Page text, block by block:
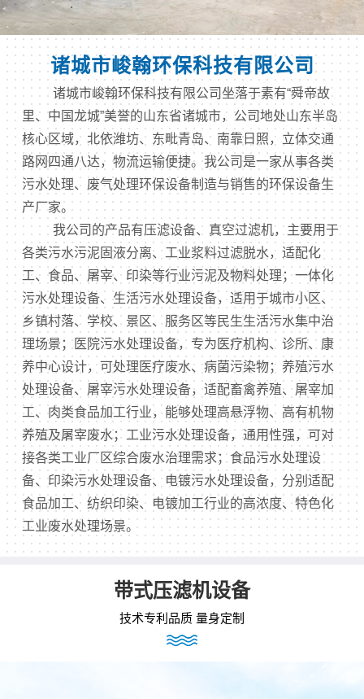
诸城市峻翰环保科技有限公司
诸城市峻翰环保科技有限公司坐落于素有“舜帝故
里、中国龙城”美誉的山东省诸城市，公司地处山东半岛
核心区域，北依潍坊、东毗青岛、南靠日照，立体交通
路网四通八达，物流运输便捷。我公司是一家从事各类
污水处理、废气处理环保设备制造与销售的环保设备生
产厂家。
我公司的产品有压滤设备、真空过滤机，主要用于
各类污水污泥固液分离、工业浆料过滤脱水，适配化
工、食品、屠宰、印染等行业污泥及物料处理；一体化
污水处理设备、生活污水处理设备，适用于城市小区、
乡镇村落、学校、景区、服务区等民生生活污水集中治
理场景；医院污水处理设备，专为医疗机构、诊所、康
养中心设计，可处理医疗废水、病菌污染物；养殖污水
处理设备、屠宰污水处理设备，适配畜禽养殖、屠宰加
工、肉类食品加工行业，能够处理高悬浮物、高有机物
养殖及屠宰废水；工业污水处理设备，通用性强，可对
接各类工业厂区综合废水治理需求；食品污水处理设
备、印染污水处理设备、电镀污水处理设备，分别适配
食品加工、纺织印染、电镀加工行业的高浓度、特色化
工业废水处理场景。
带式压滤机设备
技术专利品质 量身定制